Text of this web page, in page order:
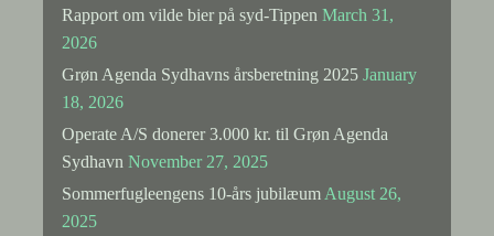
Rapport om vilde bier på syd-Tippen March 31,
2026
Grøn Agenda Sydhavns årsberetning 2025 January
18, 2026
Operate A/S donerer 3.000 kr. til Grøn Agenda
Sydhavn November 27, 2025
Sommerfugleengens 10-års jubilæum August 26,
2025